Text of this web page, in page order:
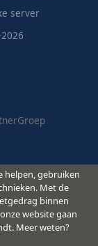
server
helpen, gebruiken
Met de
binnen
website gaan
Meer weten?